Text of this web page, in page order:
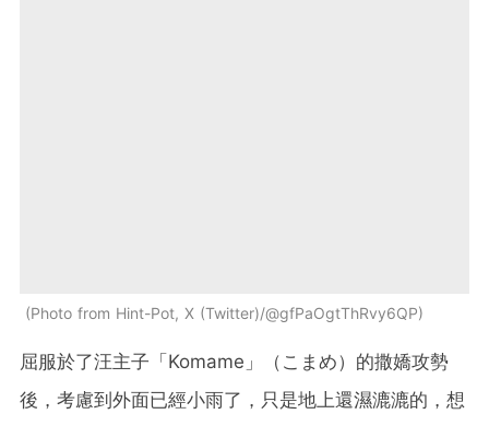
Photo from Hint-Pot, X (Twitter)/@gfPaOgtThRvy6QP
屈服於了汪主子「Komame」（こまめ）的撒嬌攻勢
後，考慮到外面已經小雨了，只是地上還濕漉漉的，想